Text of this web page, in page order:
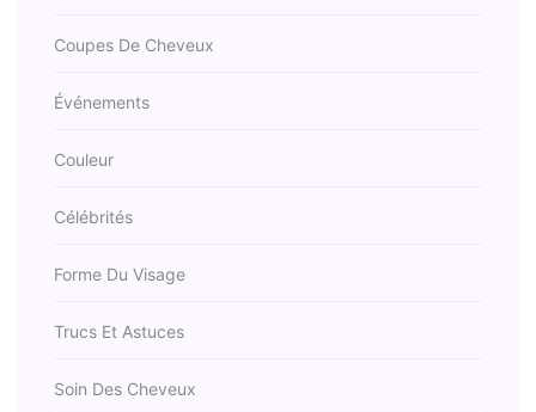
Coupes De Cheveux
Événements
Couleur
Célébrités
Forme Du Visage
Trucs Et Astuces
Soin Des Cheveux